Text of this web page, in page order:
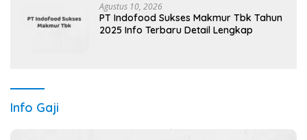
Agustus 10, 2026
PT Indofood Sukses Makmur Tbk Tahun
2025 Info Terbaru Detail Lengkap
Info Gaji